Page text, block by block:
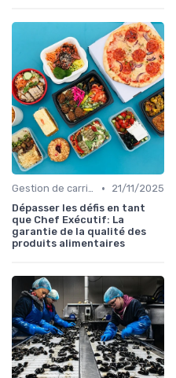
Gestion de carrière dans la food •
21/11/2025
Dépasser les défis en tant
que Chef Exécutif: La
garantie de la qualité des
produits alimentaires